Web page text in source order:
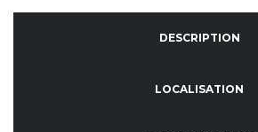
DESCRIPTION
LOCALISATION